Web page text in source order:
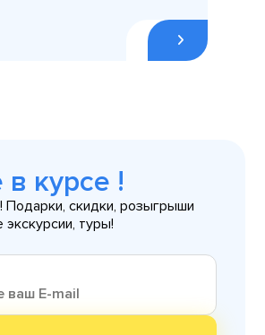
в курсе !
Подарки, скидки, розыгрыши
экскурсии, туры!